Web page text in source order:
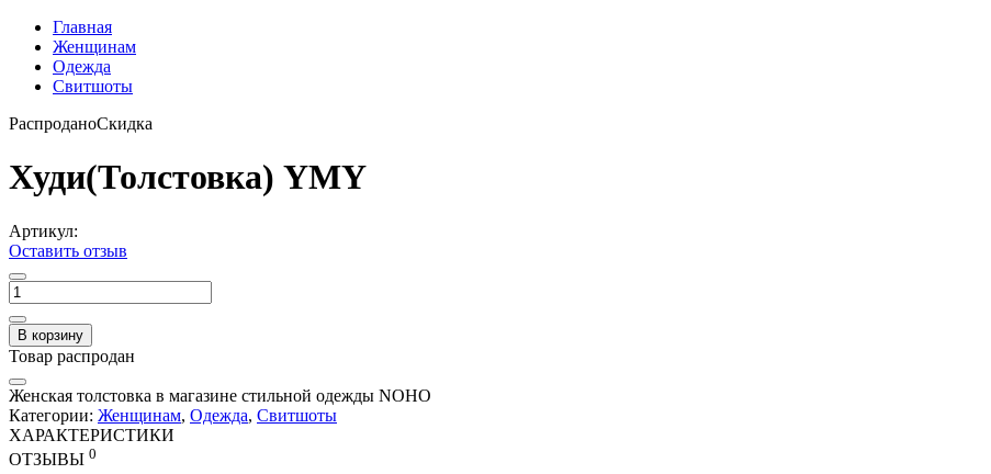
Главная
Женщинам
Одежда
Свитшоты
РаспроданоСкидка
Худи(Толстовка) YMY
Артикул:
Оставить отзыв
В корзину
Товар распродан
Женская толстовка в магазине стильной одежды NOHO
Категории: Женщинам, Одежда, Свитшоты
ХАРАКТЕРИСТИКИ
ОТЗЫВЫ 0